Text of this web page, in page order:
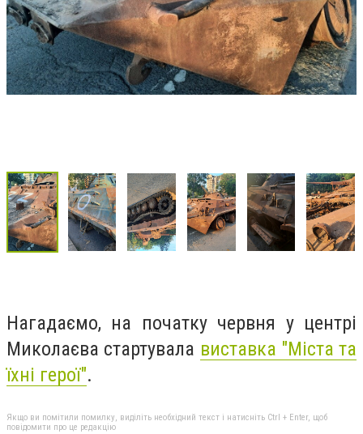
Нагадаємо, на початку червня у центрі
Миколаєва стартувала виставка "Міста та
їхні герої".
Якщо ви помітили помилку, виділіть необхідний текст і натисніть Ctrl + Enter, щоб
повідомити про це редакцію